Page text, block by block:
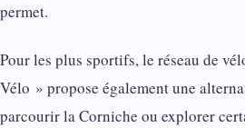
permet.
Pour les plus sportifs, le réseau de
Vélo » propose également une
parcourir la Corniche ou explorer